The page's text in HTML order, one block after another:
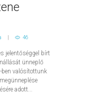
46
jelentőséggel bírt
ünneplő
ben valósítottunk
adott...